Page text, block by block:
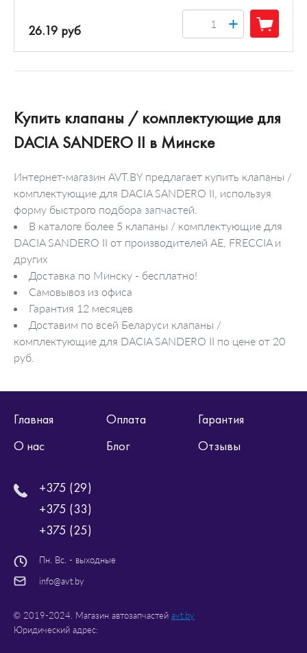
26.19 руб +
Купить клапаны / комплектующие для
DACIA SANDERO II в Минске
Интернет-магазин AVT.BY предлагает купить клапаны /
комплектующие для DACIA SANDERO II, используя
форму быстрого подбора запчастей.
В каталоге более 5 клапаны / комплектующие для
DACIA SANDERO II от производителей AE, FRECCIA и
других
Доставка по Минску - бесплатно!
Самовывоз из офиса
Гарантия 12 месяцев
Доставим по всей Беларуси клапаны /
комплектующие для DACIA SANDERO II по цене от 20
руб.
Главная Оплата
Гарантия
О нас
Блог Отзывы
+375 (29)
+375 (33)
+375 (25)
Пн. Вс. - выходные
info@avt.by
© 2019-2024. Магазин автозапчастей avt.by
Юридический адрес: